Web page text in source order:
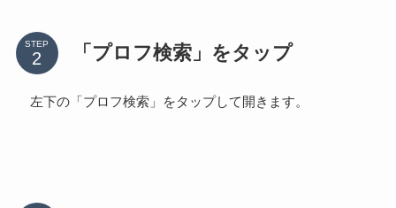
STEP 「プロフ検索」をタップ
左下の「プロフ検索」をタップして開きます。